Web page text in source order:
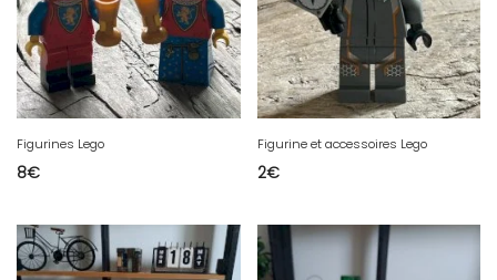
Figurines Lego
8€
Figurine et accessoires Lego
2€